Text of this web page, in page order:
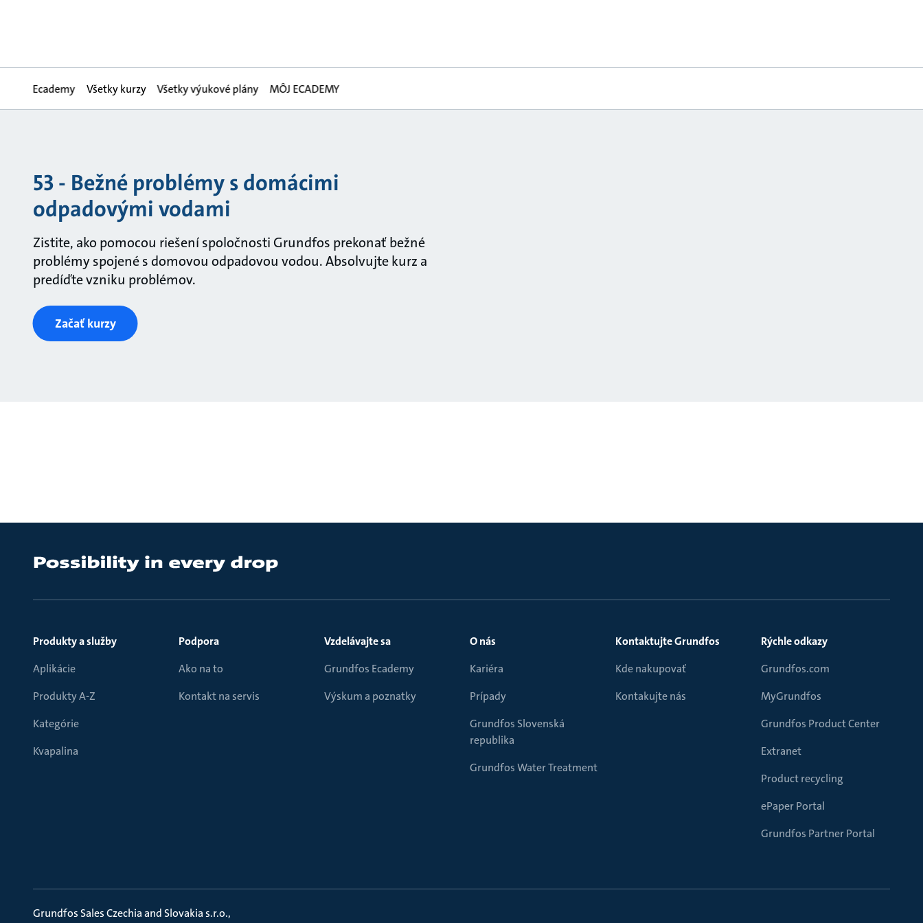
Ecademy Všetky kurzy Všetky výukové plány MÔJ ECADEMY
53 - Bežné problémy s domácimi
odpadovými vodami
Zistite, ako pomocou riešení spoločnosti Grundfos prekonať bežné
problémy spojené s domovou odpadovou vodou. Absolvujte kurz a
predíďte vzniku problémov.
Začať kurzy
Produkty a služby
Aplikácie
Produkty A-Z
Kategórie
Kvapalina
Podpora
Ako na to
Kontakt na servis
Vzdelávajte sa
Grundfos Ecademy
Výskum a poznatky
O nás
Kariéra
Prípady
Grundfos Slovenská
republika
Grundfos Water Treatment
Kontaktujte Grundfos
Kde nakupovať
Kontakujte nás
Rýchle odkazy
Grundfos.com
MyGrundfos
Grundfos Product Center
Extranet
Product recycling
ePaper Portal
Grundfos Partner Portal
Grundfos Sales Czechia and Slovakia s.r.o.